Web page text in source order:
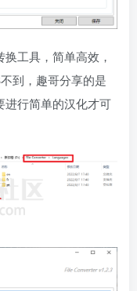
工具，简单高效，
到，趣哥分享的是
进行简单的汉化才可